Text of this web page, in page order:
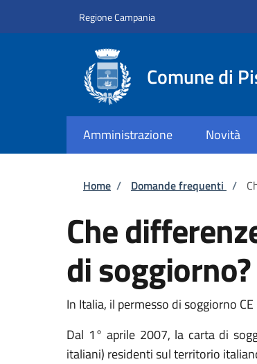
Regione Campania
Comune di
Amministrazione Novità
Briciole di
Home / Domande frequenti /
Che
di soggiorno?
In Italia, il permesso di soggiorno
Dal 1° aprile 2007, la carta di
italiani) residenti sul territorio